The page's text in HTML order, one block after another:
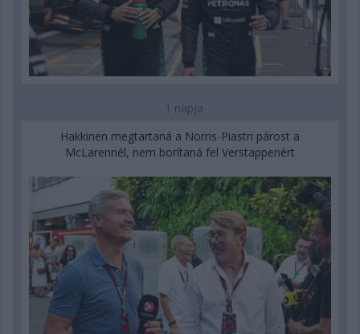
1 napja
Hakkinen megtartaná a Norris-Piastri párost a
McLarennél, nem borítaná fel Verstappenért